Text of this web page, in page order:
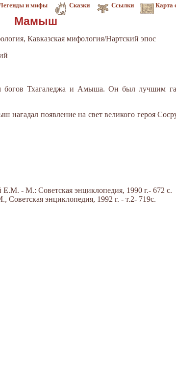
и мифы Сказки Ссылки Карта
Мамыш
Кавказская мифология/Нартский эпос
Тхагаледжа и Амыша. Он был лучшим
нагадал появление на свет великого героя
- М.: Советская энциклопедия, 1990 г.- 672 с.
энциклопедия, 1992 г. - т.2- 719с.